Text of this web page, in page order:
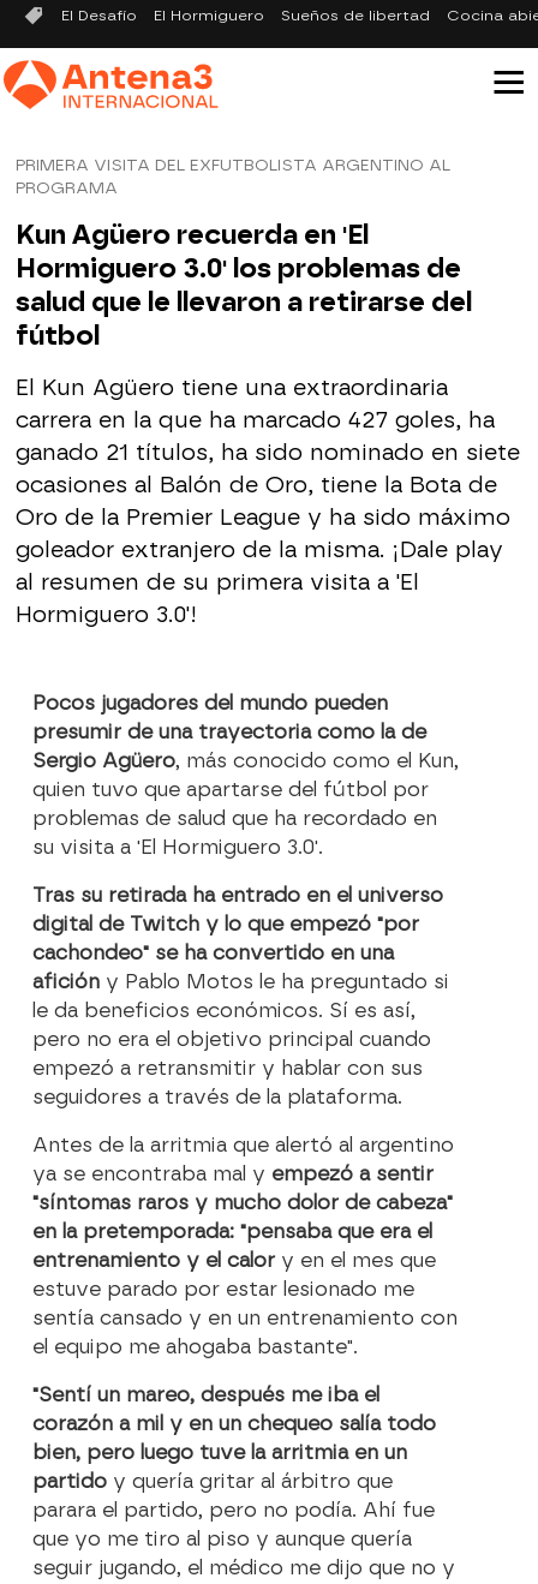
El Desafío El Hormiguero Sueños de libertad Cocina
PRIMERA VISITA DEL EXFUTBOLISTA ARGENTINO AL
PROGRAMA
Kun Agüero recuerda en 'El
Hormiguero 3.0' los problemas de
salud que le llevaron a retirarse del
fútbol
El Kun Agüero tiene una extraordinaria
carrera en la que ha marcado 427 goles, ha
ganado 21 títulos, ha sido nominado en siete
ocasiones al Balón de Oro, tiene la Bota de
Oro de la Premier League y ha sido máximo
goleador extranjero de la misma. ¡Dale play
al resumen de su primera visita a 'El
Hormiguero 3.0'!
Pocos jugadores del mundo pueden
presumir de una trayectoria como la de
Sergio Agüero, más conocido como el Kun,
quien tuvo que apartarse del fútbol por
problemas de salud que ha recordado en
su visita a 'El Hormiguero 3.0'.
Tras su retirada ha entrado en el universo
digital de Twitch y lo que empezó "por
cachondeo" se ha convertido en una
afición y Pablo Motos le ha preguntado si
le da beneficios económicos. Sí es así,
pero no era el objetivo principal cuando
empezó a retransmitir y hablar con sus
seguidores a través de la plataforma.
Antes de la arritmia que alertó al argentino
ya se encontraba mal y empezó a sentir
"síntomas raros y mucho dolor de cabeza"
en la pretemporada: "pensaba que era el
entrenamiento y el calor y en el mes que
estuve parado por estar lesionado me
sentía cansado y en un entrenamiento con
el equipo me ahogaba bastante".
"Sentí un mareo, después me iba el
corazón a mil y en un chequeo salía todo
bien, pero luego tuve la arritmia en un
partido y quería gritar al árbitro que
parara el partido, pero no podía. Ahí fue
que yo me tiro al piso y aunque quería
seguir jugando, el médico me dijo que no y